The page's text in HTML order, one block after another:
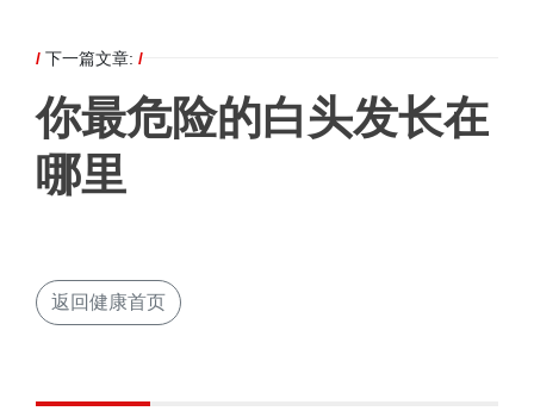
/ 下一篇文章: /
你最危险的白头发长在
哪里
返回健康首页